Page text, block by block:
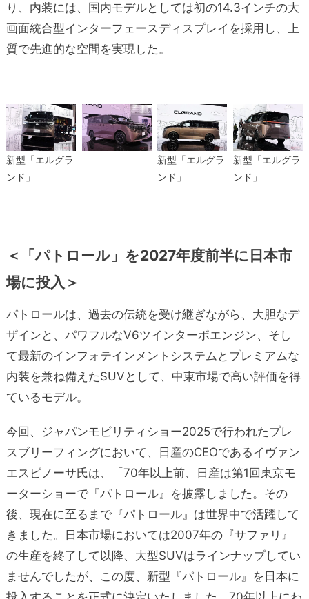
り、内装には、国内モデルとしては初の14.3インチの大
画面統合型インターフェースディスプレイを採用し、上
質で先進的な空間を実現した。
新型「エルグラ
ンド」
新型「エルグラ
ンド」
新型「エルグラ
ンド」
＜「パトロール」を2027年度前半に日本市
場に投入＞
パトロールは、過去の伝統を受け継ぎながら、大胆なデ
ザインと、パワフルなV6ツインターボエンジン、そし
て最新のインフォテインメントシステムとプレミアムな
内装を兼ね備えたSUVとして、中東市場で高い評価を得
ているモデル。
今回、ジャパンモビリティショー2025で行われたプレ
スブリーフィングにおいて、日産のCEOであるイヴァン
エスピノーサ氏は、「70年以上前、日産は第1回東京モ
ーターショーで『パトロール』を披露しました。その
後、現在に至るまで『パトロール』は世界中で活躍して
きました。日本市場においては2007年の『サファリ』
の生産を終了して以降、大型SUVはラインナップしてい
ませんでしたが、この度、新型『パトロール』を日本に